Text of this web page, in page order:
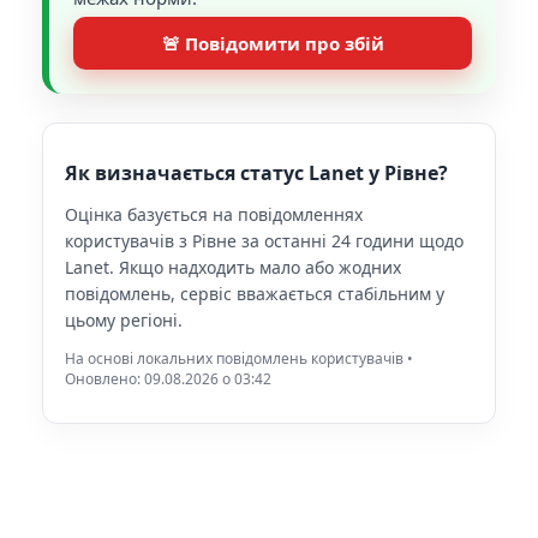
🚨 Повідомити про збій
Як визначається статус Lanet у Рівне?
Оцінка базується на повідомленнях
користувачів з Рівне за останні 24 години щодо
Lanet. Якщо надходить мало або жодних
повідомлень, сервіс вважається стабільним у
цьому регіоні.
На основі локальних повідомлень користувачів •
Оновлено: 09.08.2026 o 03:42